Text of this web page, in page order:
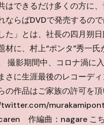
はできるだけ多くの方に
ならばDVDで発売するの
た」とは、社長の四月朔
材に、村上“ポンタ”秀一
撮影期間中、コロナ渦に
さに生涯最後のレコーデ
の作品はご家族の許可を
作編曲：nagare こち